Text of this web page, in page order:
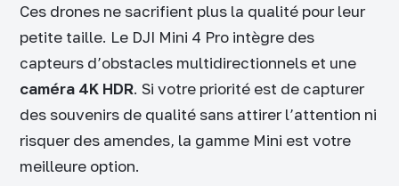
Ces drones ne sacrifient plus la qualité pour leur
petite taille. Le DJI Mini 4 Pro intègre des
capteurs d’obstacles multidirectionnels et une
caméra 4K HDR. Si votre priorité est de capturer
des souvenirs de qualité sans attirer l’attention ni
risquer des amendes, la gamme Mini est votre
meilleure option.